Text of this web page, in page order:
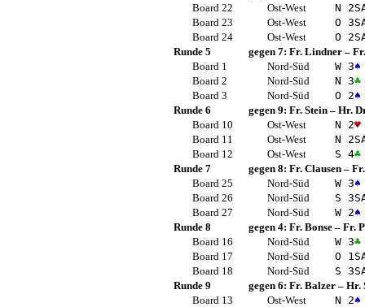
Board 22
Ost-West N 2
Board 23
Ost-West O 3
Board 24
Ost-West O 2
Runde 5
gegen 7: Fr. Lindner –
Board 1
Nord-Süd W 3♠
Board 2
Nord-Süd N 3♣
Board 3
Nord-Süd O 2♠
Runde 6
gegen 9: Fr. Stein – Hr.
Board 10
Ost-West N 2♥
Board 11
Ost-West N 2
Board 12
Ost-West S 4♣
Runde 7
gegen 8: Fr. Clausen –
Board 25
Nord-Süd W 3♠
Board 26
Nord-Süd S 3
Board 27
Nord-Süd W 2♠
Runde 8
gegen 4: Fr. Bonse – Fr.
Board 16
Nord-Süd W 3♣
Board 17
Nord-Süd O 1
Board 18
Nord-Süd S 3
Runde 9
gegen 6: Fr. Balzer – Hr.
Board 13
Ost-West N 2♠